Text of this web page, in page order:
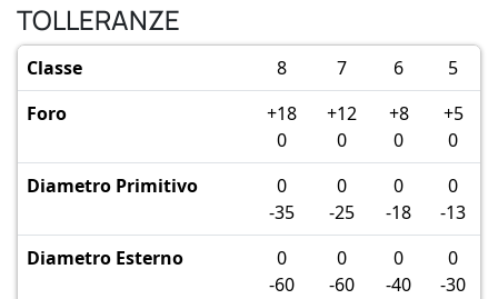
TOLLERANZE
Classe 8 7 6
5
Foro
+18
0
+12
0
+8
0
+5
0
Diametro Primitivo
0
-35
0
-25
0
-18
0
-13
Diametro Esterno
0
-60
0
-60
0
-40
0
-30